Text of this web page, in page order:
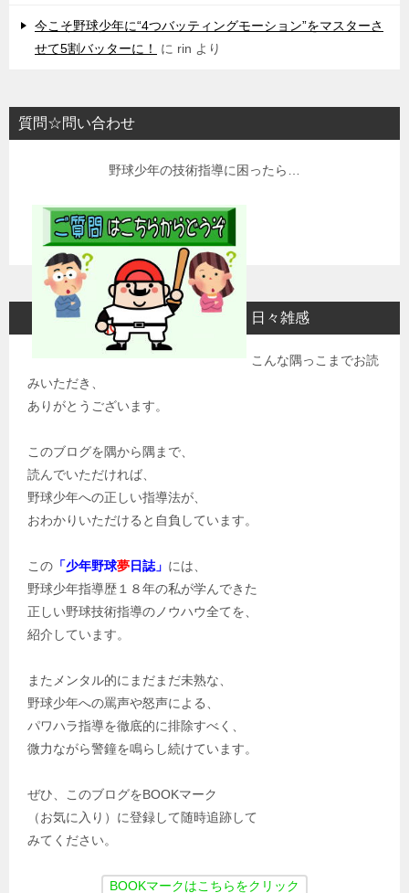
今こそ野球少年に“4つバッティングモーション”をマスターさ
せて5割バッターに！
に rin より
質問☆問い合わせ
野球少年の技術指導に困ったら…
日々雑感
こんな隅っこまでお読
みいただき、
ありがとうございます。
このブログを隅から隅まで、
読んでいただければ、
野球少年への正しい指導法が、
おわかりいただけると自負しています。
この 「少年野球夢日誌」 には、
野球少年指導歴１８年の私が学んできた
正しい野球技術指導のノウハウ全てを、
紹介しています。
またメンタル的にまだまだ未熟な、
野球少年への罵声や怒声による、
パワハラ指導を徹底的に排除すべく、
微力ながら警鐘を鳴らし続けています。
ぜひ、このブログをBOOKマーク
（お気に入り）に登録して随時追跡して
みてください。